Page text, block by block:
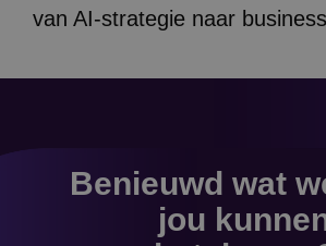
van AI-strategie naar
Benieuwd wat
jou